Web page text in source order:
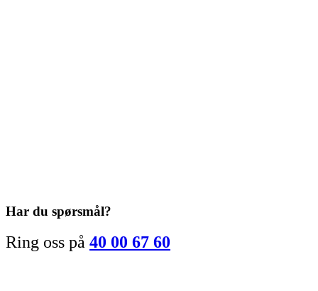
Har du spørsmål?
Ring oss på 40 00 67 60